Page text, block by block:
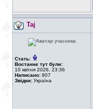
Taj
Стать:
Востаннє тут були:
10 квітня 2026, 23:36
Написано: 907
Звідки: Україна